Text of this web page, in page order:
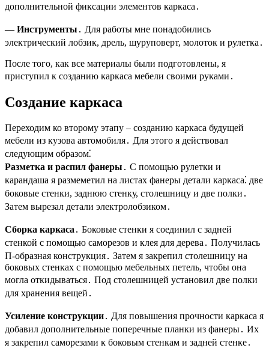
дополнительной фиксации элементов каркаса․
— Инструменты ․ Для работы мне понадобились
электрический лобзик, дрель, шуруповерт, молоток и рулетка․
После того, как все материалы были подготовлены, я
приступил к созданию каркаса мебели своими руками․
Создание каркаса
Переходим ко второму этапу – созданию каркаса будущей
мебели из кузова автомобиля․ Для этого я действовал
следующим образом⁚
Разметка и распил фанеры ․ С помощью рулетки и
карандаша я размеметил на листах фанеры детали каркаса⁚ две
боковые стенки, заднюю стенку, столешницу и две полки․
Затем вырезал детали электролобзиком․
Сборка каркаса ․ Боковые стенки я соединил с задней
стенкой с помощью саморезов и клея для дерева․ Получилась
П-образная конструкция․ Затем я закрепил столешницу на
боковых стенках с помощью мебельных петель, чтобы она
могла откидываться․ Под столешницей установил две полки
для хранения вещей․
Усиление конструкции․ Для повышения прочности каркаса я
добавил дополнительные поперечные планки из фанеры․ Их
я закрепил саморезами к боковым стенкам и задней стенке․